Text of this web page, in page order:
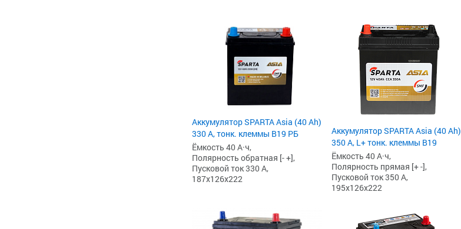
Аккумулятор SPARTA Asia (40 Ah)
330 А, тонк. клеммы B19 РБ
Ёмкость 40 А·ч,
Полярность обратная [- +],
Пусковой ток 330 А,
187x126x222
Аккумулятор SPARTA Asia (40 Ah)
350 А, L+ тонк. клеммы B19
Ёмкость 40 А·ч,
Полярность прямая [+ -],
Пусковой ток 350 А,
195x126x222